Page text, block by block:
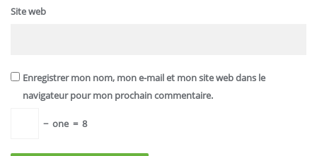
Site web
Enregistrer mon nom, mon e-mail et mon site web dans le
navigateur pour mon prochain commentaire.
− one = 8